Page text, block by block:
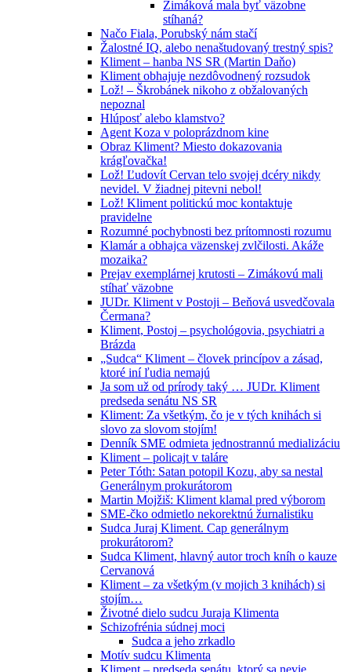
Zimáková mala byť väzobne
stíhaná?
Načo Fiala, Porubský nám stačí
Žalostné IQ, alebo nenaštudovaný trestný spis?
Kliment – hanba NS SR (Martin Daňo)
Kliment obhajuje nezdôvodnený rozsudok
Lož! – Škrobánek nikoho z obžalovaných
nepoznal
Hlúposť alebo klamstvo?
Agent Koza v poloprázdnom kine
Obraz Kliment? Miesto dokazovania
krágľovačka!
Lož! Ľudovít Cervan telo svojej dcéry nikdy
nevidel. V žiadnej pitevni nebol!
Lož! Kliment politickú moc kontaktuje
pravidelne
Rozumné pochybnosti bez prítomnosti rozumu
Klamár a obhajca väzenskej zvlčilosti. Akáže
mozaika?
Prejav exemplárnej krutosti – Zimákovú mali
stíhať väzobne
JUDr. Kliment v Postoji – Beňová usvedčovala
Čermana?
Kliment, Postoj – psychológovia, psychiatri a
Brázda
„Sudca“ Kliment – človek princípov a zásad,
ktoré iní ľudia nemajú
Ja som už od prírody taký … JUDr. Kliment
predseda senátu NS SR
Kliment: Za všetkým, čo je v tých knihách si
slovo za slovom stojím!
Denník SME odmieta jednostrannú medializáciu
Kliment – policajt v taláre
Peter Tóth: Satan potopil Kozu, aby sa nestal
Generálnym prokurátorom
Martin Mojžiš: Kliment klamal pred výborom
SME-čko odmietlo nekorektnú žurnalistiku
Sudca Juraj Kliment. Cap generálnym
prokurátorom?
Sudca Kliment, hlavný autor troch kníh o kauze
Cervanová
Kliment – za všetkým (v mojich 3 knihách) si
stojím…
Životné dielo sudcu Juraja Klimenta
Schizofrénia súdnej moci
Sudca a jeho zrkadlo
Motív sudcu Klimenta
Kliment – predseda senátu, ktorý sa nevie